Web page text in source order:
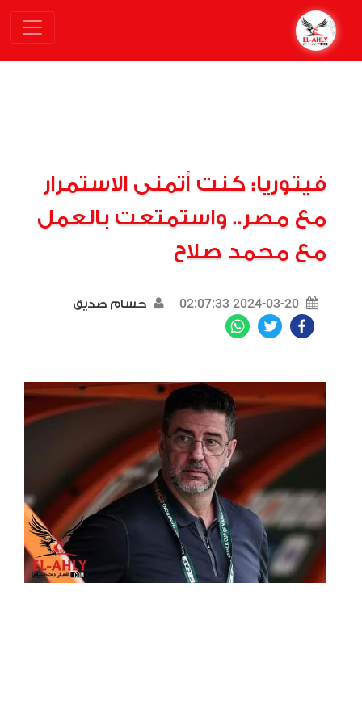
فيتوريا: كنت أتمنى الاستمرار
مع مصر.. واستمتعت بالعمل
مع محمد صلاح
2024-03-20 02:07:33 حسام صديق
Facebook
Twitter